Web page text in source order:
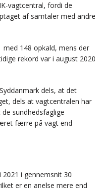
vagtcentral, fordi de
af samtaler med andre
med 148 opkald, mens der
rekord var i august 2020
dels, at det
dels at vagtcentralen har
sundhedsfaglige
færre på vagt end
i gennemsnit 30
er en anelse mere end